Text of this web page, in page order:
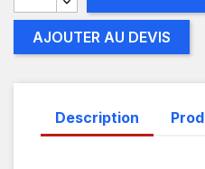
AJOUTER AU DEVIS
Description